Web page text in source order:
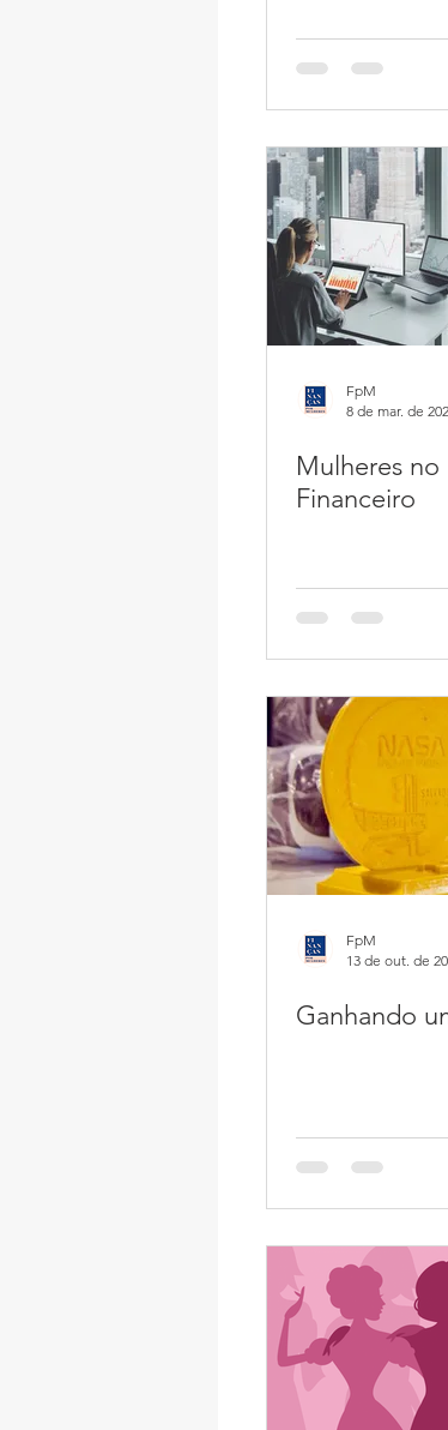
FpM
8 de mar. de
Mulheres
Financeiro
FpM
13 de out. de
Ganhando